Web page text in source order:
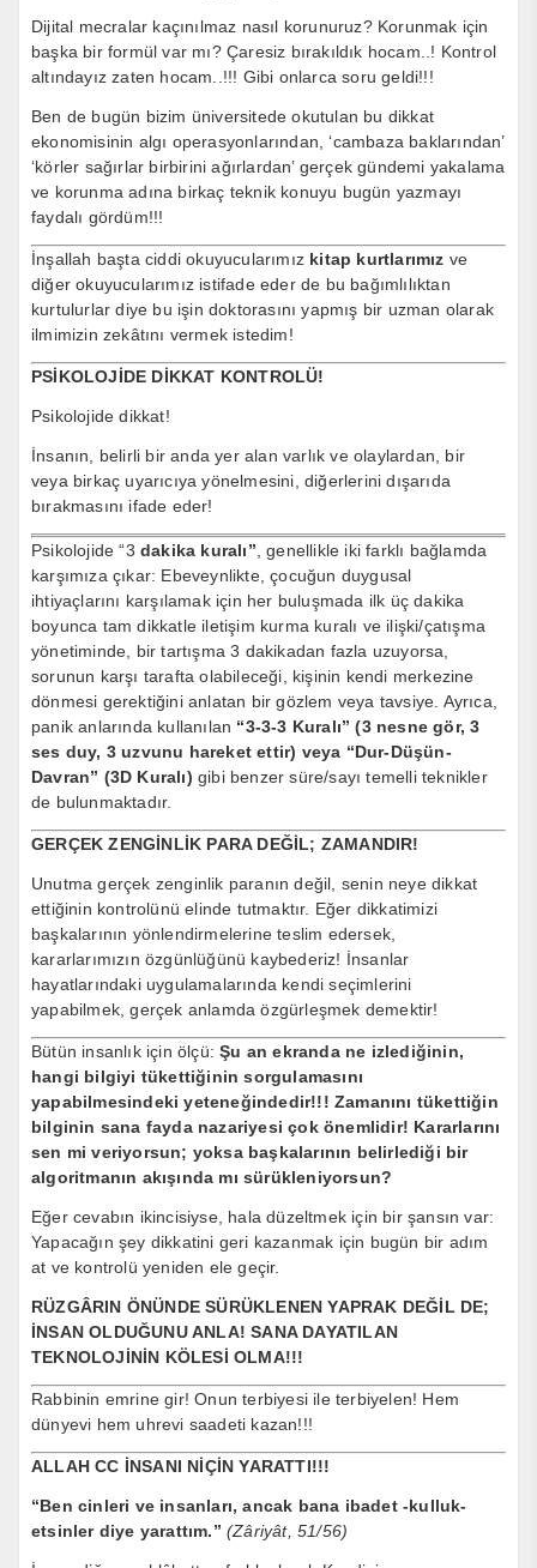
Dijital mecralar kaçınılmaz nasıl korunuruz? Korunmak için
başka bir formül var mı? Çaresiz bırakıldık hocam..! Kontrol
altındayız zaten hocam..!!! Gibi onlarca soru geldi!!!
Ben de bugün bizim üniversitede okutulan bu dikkat
ekonomisinin algı operasyonlarından, ‘cambaza baklarından’
‘körler sağırlar birbirini ağırlardan’ gerçek gündemi yakalama
ve korunma adına birkaç teknik konuyu bugün yazmayı
faydalı gördüm!!!
İnşallah başta ciddi okuyucularımız kitap kurtlarımız ve
diğer okuyucularımız istifade eder de bu bağımlılıktan
kurtulurlar diye bu işin doktorasını yapmış bir uzman olarak
ilmimizin zekâtını vermek istedim!
PSİKOLOJİDE DİKKAT KONTROLÜ!
Psikolojide dikkat!
İnsanın, belirli bir anda yer alan varlık ve olaylardan, bir
veya birkaç uyarıcıya yönelmesini, diğerlerini dışarıda
bırakmasını ifade eder!
Psikolojide “3 dakika kuralı” , genellikle iki farklı bağlamda
karşımıza çıkar: Ebeveynlikte, çocuğun duygusal
ihtiyaçlarını karşılamak için her buluşmada ilk üç dakika
boyunca tam dikkatle iletişim kurma kuralı ve ilişki/çatışma
yönetiminde, bir tartışma 3 dakikadan fazla uzuyorsa,
sorunun karşı tarafta olabileceği, kişinin kendi merkezine
dönmesi gerektiğini anlatan bir gözlem veya tavsiye. Ayrıca,
panik anlarında kullanılan “3-3-3 Kuralı” (3 nesne gör, 3
ses duy, 3 uzvunu hareket ettir) veya “Dur-Düşün-
Davran” (3D Kuralı) gibi benzer süre/sayı temelli teknikler
de bulunmaktadır.
GERÇEK ZENGİNLİK PARA DEĞİL; ZAMANDIR!
Unutma gerçek zenginlik paranın değil, senin neye dikkat
ettiğinin kontrolünü elinde tutmaktır. Eğer dikkatimizi
başkalarının yönlendirmelerine teslim edersek,
kararlarımızın özgünlüğünü kaybederiz! İnsanlar
hayatlarındaki uygulamalarında kendi seçimlerini
yapabilmek, gerçek anlamda özgürleşmek demektir!
Bütün insanlık için ölçü:Şu an ekranda ne izlediğinin,
hangi bilgiyi tükettiğinin sorgulamasını
yapabilmesindeki yeteneğindedir!!! Zamanını tükettiğin
bilginin sana fayda nazariyesi çok önemlidir! Kararlarını
sen mi veriyorsun; yoksa başkalarının belirlediği bir
algoritmanın akışında mı sürükleniyorsun?
Eğer cevabın ikincisiyse, hala düzeltmek için bir şansın var:
Yapacağın şey dikkatini geri kazanmak için bugün bir adım
at ve kontrolü yeniden ele geçir.
RÜZGÂRIN ÖNÜNDE SÜRÜKLENEN YAPRAK DEĞİL DE;
İNSAN OLDUĞUNU ANLA! SANA DAYATILAN
TEKNOLOJİNİN KÖLESİ OLMA!!!
Rabbinin emrine gir! Onun terbiyesi ile terbiyelen! Hem
dünyevi hem uhrevi saadeti kazan!!!
ALLAH CC İNSANI NİÇİN YARATTI!!!
“Ben cinleri ve insanları, ancak bana ibadet -kulluk-
etsinler diye yarattım.” (Zâriyât, 51/56)